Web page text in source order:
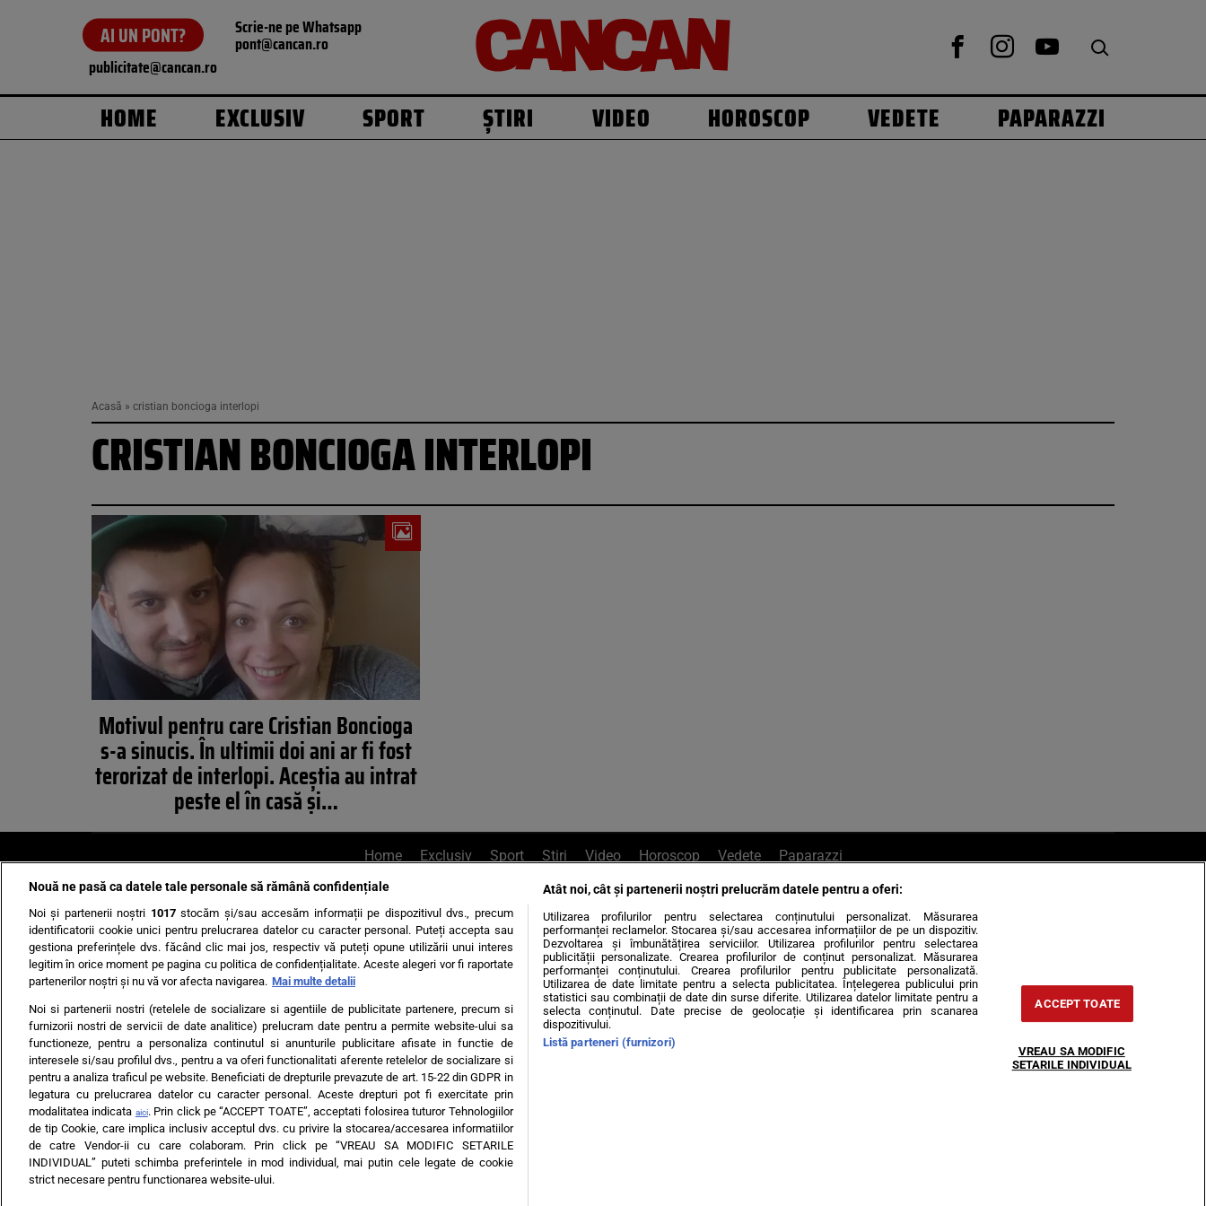
AI UN PONT? Scrie-ne pe Whatsapp
pont@cancan.ro
publicitate@cancan.ro
HOME EXCLUSIV SPORT ȘTIRI VIDEO HOROSCOP VEDETE PAPARAZZI
Acasă » cristian boncioga interlopi
CRISTIAN BONCIOGA INTERLOPI
Motivul pentru care Cristian Boncioga
s-a sinucis. În ultimii doi ani ar fi fost
terorizat de interlopi. Aceştia au intrat
peste el în casă şi…
Home Exclusiv Sport Știri Video Horoscop Vedete Paparazzi
AI UN PONT? Scrie-ne pe Whatsapp, sună la 0741226226 sau trimite mail la pont@cancan.ro
Știri interne Știri externe Politică
Ultimele stiri Diete Insula Iubirii Dictionar de vise LIFE STYLE Horoscop
Echipa editorială Termeni si condiții Politica de confidențialitate
Nouă ne pasă ca datele tale personale să rămână confidențiale
Noi și partenerii noștri 1017stocăm și/sau accesăm informații pe dispozitivul dvs., precum
identificatorii cookie unici pentru prelucrarea datelor cu caracter personal. Puteți accepta sau
gestiona preferințele dvs. făcând clic mai jos, respectiv vă puteți opune utilizării unui interes
legitim în orice moment pe pagina cu politica de confidențialitate. Aceste alegeri vor fi raportate
partenerilor noștri și nu vă vor afecta navigarea. Mai multe detalii
Noi si partenerii nostri (retelele de socializare si agentiile de publicitate partenere, precum si
furnizorii nostri de servicii de date analitice) prelucram date pentru a permite website-ului sa
functioneze, pentru a personaliza continutul si anunturile publicitare afisate in functie de
interesele si/sau profilul dvs., pentru a va oferi functionalitati aferente retelelor de socializare si
pentru a analiza traficul pe website. Beneficiati de drepturile prevazute de art. 15-22 din GDPR in
legatura cu prelucrarea datelor cu caracter personal. Aceste drepturi pot fi exercitate prin
modalitatea indicata aici. Prin click pe “ACCEPT TOATE”, acceptati folosirea tuturor Tehnologiilor
de tip Cookie, care implica inclusiv acceptul dvs. cu privire la stocarea/accesarea informatiilor
de catre Vendor-ii cu care colaboram. Prin click pe “VREAU SA MODIFIC SETARILE
INDIVIDUAL” puteti schimba preferintele in mod individual, mai putin cele legate de cookie
strict necesare pentru functionarea website-ului.
Atât noi, cât și partenerii noștri prelucrăm datele pentru a oferi:
Utilizarea profilurilor pentru selectarea conținutului personalizat. Măsurarea
performanței reclamelor. Stocarea și/sau accesarea informațiilor de pe un dispozitiv.
Dezvoltarea și îmbunătățirea serviciilor. Utilizarea profilurilor pentru selectarea
publicității personalizate. Crearea profilurilor de conținut personalizat. Măsurarea
performanței conținutului. Crearea profilurilor pentru publicitate personalizată.
Utilizarea de date limitate pentru a selecta publicitatea. Înțelegerea publicului prin
statistici sau combinații de date din surse diferite. Utilizarea datelor limitate pentru a
selecta conținutul. Date precise de geolocație și identificarea prin scanarea
dispozitivului.
Listă parteneri (furnizori)
ACCEPT TOATE
VREAU SA MODIFIC
SETARILE INDIVIDUAL